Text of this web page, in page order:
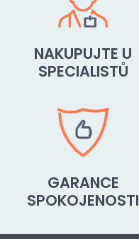
NAKUPUJTE U
SPECIALISTŮ
GARANCE
SPOKOJENOSTI